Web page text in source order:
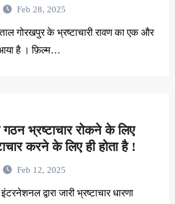
Feb 28, 2025
है । फ़िल्म…
गठन भ्रष्टाचार रोकने के लिए
करने के लिए ही होता है !
Feb 12, 2025